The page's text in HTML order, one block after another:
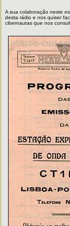
A sua colaboração neste
desta rádio e nos quiser
cibernautas que nos